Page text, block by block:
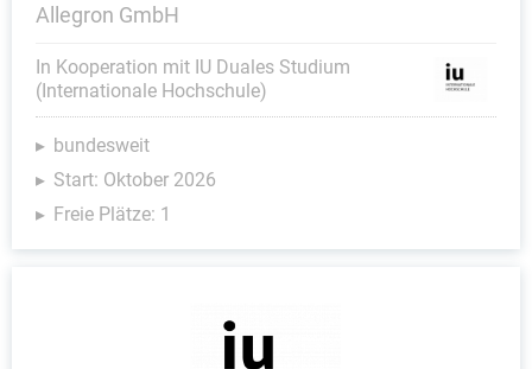
Allegron GmbH
In Kooperation mit IU Duales Studium
(Internationale Hochschule)
bundesweit
Start: Oktober 2026
Freie Plätze: 1